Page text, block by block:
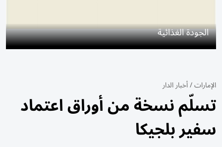
الجودة الغذائية
الإمارات/أخبار الدار
تسلّم نسخة من أوراق اعتماد
سفير بلجيكا